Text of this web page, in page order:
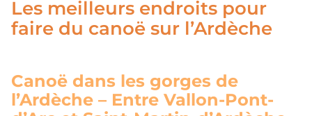
Les meilleurs endroits pour
faire du canoë sur l’Ardèche
Canoë dans les gorges de
l’Ardèche – Entre Vallon-Pont-